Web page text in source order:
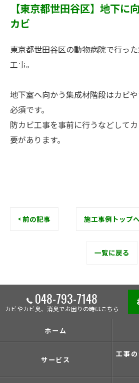
【東京都世田谷区】地下に
カビ
東京都世田谷区の動物病院で行っ
工事。
地下室へ向かう集成材階段はカビ
必須です。
防カビ工事を事前に行うなどして
要があります。
< 前の記事 施工事例トップへ
一覧に戻る
048-793-7148
カビやカビ臭、消臭でお困りの時はこちら
ホーム
サービス
工事